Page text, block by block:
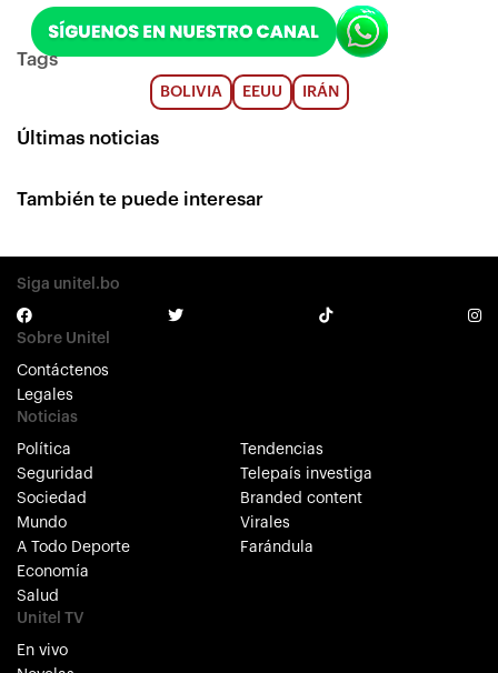
Tags
BOLIVIA EEUU IRÁN
Últimas noticias
También te puede interesar
Siga unitel.bo
Sobre Unitel
Contáctenos
Legales
Noticias
Política
Seguridad
Sociedad
Mundo
A Todo Deporte
Economía
Salud
Tendencias
Telepaís investiga
Branded content
Virales
Farándula
Unitel TV
En vivo